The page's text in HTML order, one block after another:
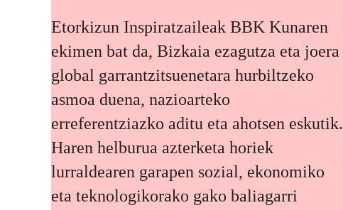
Etorkizun Inspiratzaileak BBK Kunaren
ekimen bat da, Bizkaia ezagutza eta joera
global garrantzitsuenetara hurbiltzeko
asmoa duena, nazioarteko
erreferentziazko aditu eta ahotsen eskutik.
Haren helburua azterketa horiek
lurraldearen garapen sozial, ekonomiko
eta teknologikorako gako baliagarri